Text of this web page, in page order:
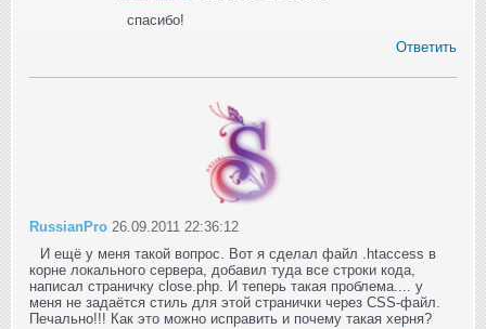
спасибо!
Ответить
RussianPro 26.09.2011 22:36:12
И ещё у меня такой вопрос. Вот я сделал файл .htaccess в
корне локального сервера, добавил туда все строки кода,
написал страничку close.php. И теперь такая проблема.... у
меня не задаётся стиль для этой странички через CSS-файл.
Печально!!! Как это можно исправить и почему такая херня?